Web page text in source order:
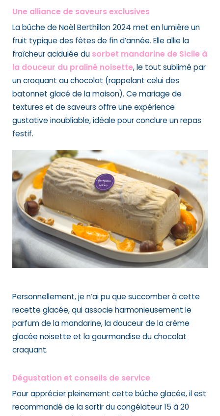
Une alliance de saveurs exclusives
La bûche de Noël Berthillon 2024 met en lumière un
fruit typique des fêtes de fin d’année. Elle allie la
fraîcheur acidulée du sorbet mandarine de Sicile à
la douceur du praliné noisette, le tout sublimé par
un croquant au chocolat (rappelant celui des
batonnet glacé de la maison). Ce mariage de
textures et de saveurs offre une expérience
gustative inoubliable, idéale pour conclure un repas
festif.
Personnellement, je n’ai pu que succomber à cette
recette glacée, qui associe harmonieusement le
parfum de la mandarine, la douceur de la crème
glacée noisette et la gourmandise du chocolat
craquant.
Dégustation et conseils de service
Pour apprécier pleinement cette bûche glacée, il est
recommandé de la sortir du congélateur 15 à 20